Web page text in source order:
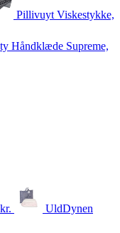
Pillivuyt Viskestykke,
Håndklæde Supreme,
kr. UldDynen